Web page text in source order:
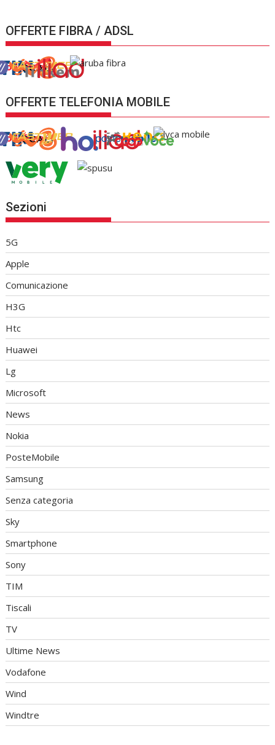
OFFERTE FIBRA / ADSL
OFFERTE TELEFONIA MOBILE
Sezioni
5G
Apple
Comunicazione
H3G
Htc
Huawei
Lg
Microsoft
News
Nokia
PosteMobile
Samsung
Senza categoria
Sky
Smartphone
Sony
TIM
Tiscali
TV
Ultime News
Vodafone
Wind
Windtre